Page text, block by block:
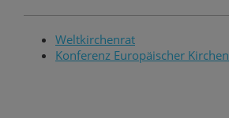
Weltkirchenrat
Konferenz Europäischer Kirchen